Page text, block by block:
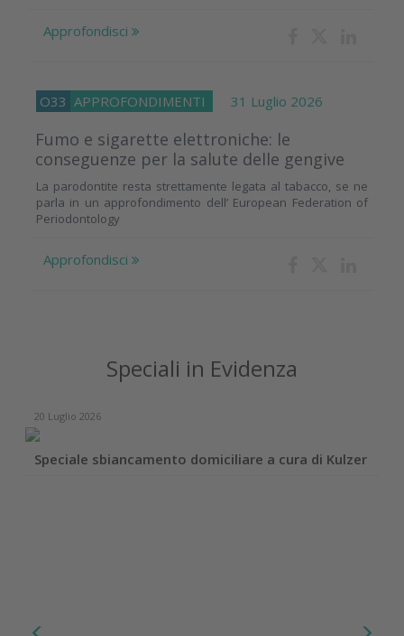
Approfondisci
O33 APPROFONDIMENTI 31 Luglio 2026
Fumo e sigarette elettroniche: le
conseguenze per la salute delle gengive
La parodontite resta strettamente legata al tabacco, se ne
parla in un approfondimento dell’ European Federation of
Periodontology
Approfondisci
Speciali in Evidenza
20 Luglio 2026
Speciale sbiancamento domiciliare a cura di Kulzer